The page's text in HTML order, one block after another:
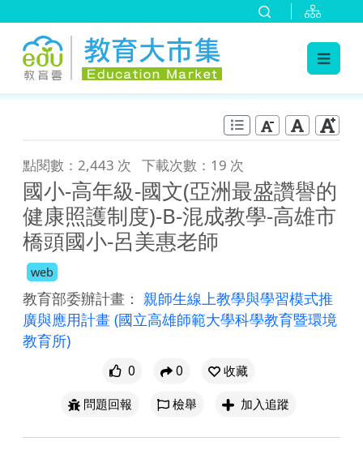
點閱數：2,443 次 下載次數：19 次
國小-高年級-國文(亞洲最盛讚譽的
健康照護制度)-B-混成教學-高雄市
橋頭國小-呂美惠老師
web
教育部委辦計畫： 親師生線上教學與學習模式推
廣與應用計畫 (國立高雄師範大學科學教育暨環境
教育所)
0 0
收藏
問題回報
檢舉 加入追蹤